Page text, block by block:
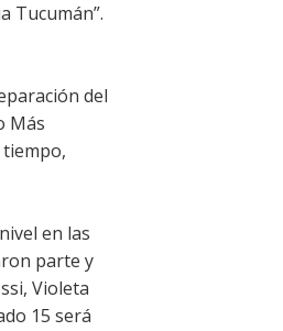
Tucumán”.
del
Más
en las
parte y
Violeta
15 será